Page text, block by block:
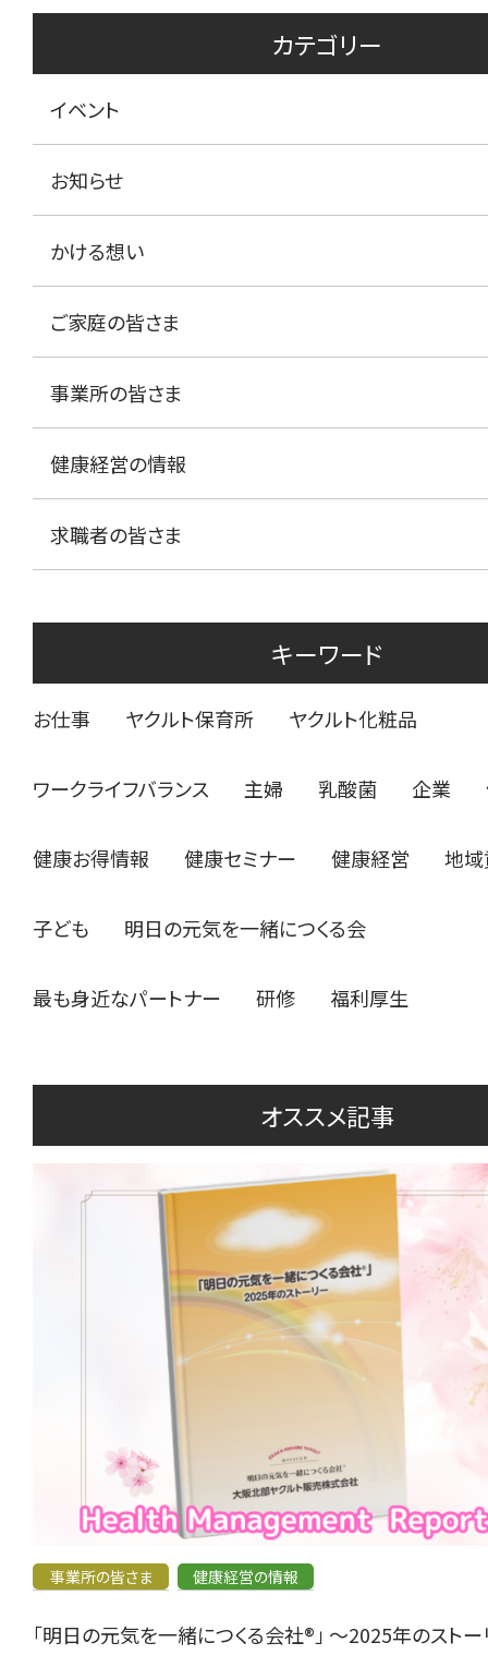
カテゴリー
イベント
お知らせ
かける想い
ご家庭の皆さま
事業所の皆さま
健康経営の情報
求職者の皆さま
キーワード
お仕事 ヤクルト保育所 ヤクルト化粧品
ワークライフバランス 主婦 乳酸菌 企業
健康お得情報 健康セミナー 健康経営 地
子ども 明日の元気を一緒につくる会
最も身近なパートナー 研修 福利厚生
オススメ記事
事業所の皆さま 健康経営の情報
「明日の元気を一緒につくる会社®」 〜2025年のスト